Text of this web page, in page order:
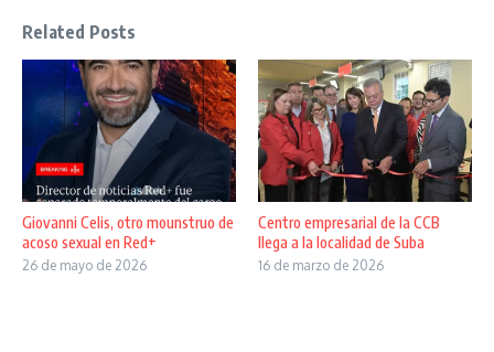
Related Posts
Giovanni Celis, otro mounstruo de
acoso sexual en Red+
26 de mayo de 2026
Centro empresarial de la CCB
llega a la localidad de Suba
16 de marzo de 2026